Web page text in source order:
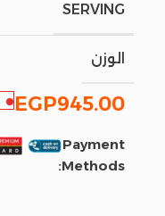
SERVING
الوزن
EGP945.00
Payment
Methods: